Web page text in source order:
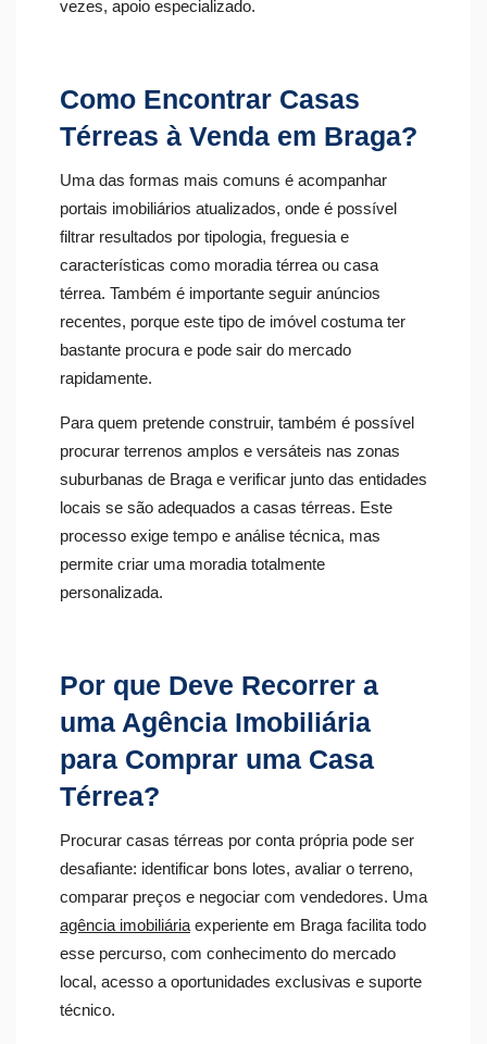
vezes, apoio especializado.
Como Encontrar Casas
Térreas à Venda em Braga?
Uma das formas mais comuns é acompanhar
portais imobiliários atualizados, onde é possível
filtrar resultados por tipologia, freguesia e
características como moradia térrea ou casa
térrea. Também é importante seguir anúncios
recentes, porque este tipo de imóvel costuma ter
bastante procura e pode sair do mercado
rapidamente.
Para quem pretende construir, também é possível
procurar terrenos amplos e versáteis nas zonas
suburbanas de Braga e verificar junto das entidades
locais se são adequados a casas térreas. Este
processo exige tempo e análise técnica, mas
permite criar uma moradia totalmente
personalizada.
Por que Deve Recorrer a
uma Agência Imobiliária
para Comprar uma Casa
Térrea?
Procurar casas térreas por conta própria pode ser
desafiante: identificar bons lotes, avaliar o terreno,
comparar preços e negociar com vendedores. Uma
agência imobiliária experiente em Braga facilita todo
esse percurso, com conhecimento do mercado
local, acesso a oportunidades exclusivas e suporte
técnico.